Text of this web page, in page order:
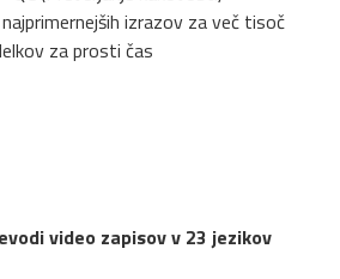
izrazov za več tisoč
za prosti čas
video zapisov v 23 jezikov